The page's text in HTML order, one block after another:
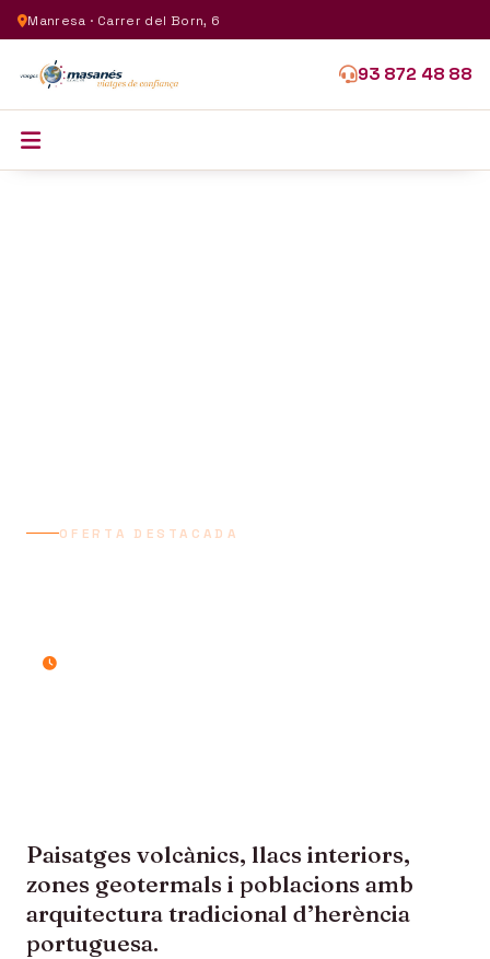
Manresa · Carrer del Born, 6
93 872 48 88
OFERTA DESTACADA
Paisatges volcànics, llacs interiors,
zones geotermals i poblacions amb
arquitectura tradicional d’herència
portuguesa.